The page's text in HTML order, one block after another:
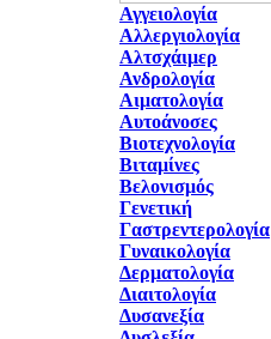
Αγγειολογία
Αλλεργιολογία
Αλτσχάιμερ
Ανδρολογία
Αιματολογία
Αυτοάνοσες
Βιοτεχνολογία
Βιταμίνες
Βελονισμός
Γενετική
Γαστρεντερολογία
Γυναικολογία
Δερματολογία
Διαιτολογία
Δυσανεξία